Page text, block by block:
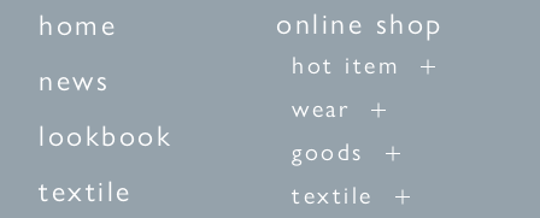
home
news
lookbook
textile
online shop
hot item
wear
goods
textile